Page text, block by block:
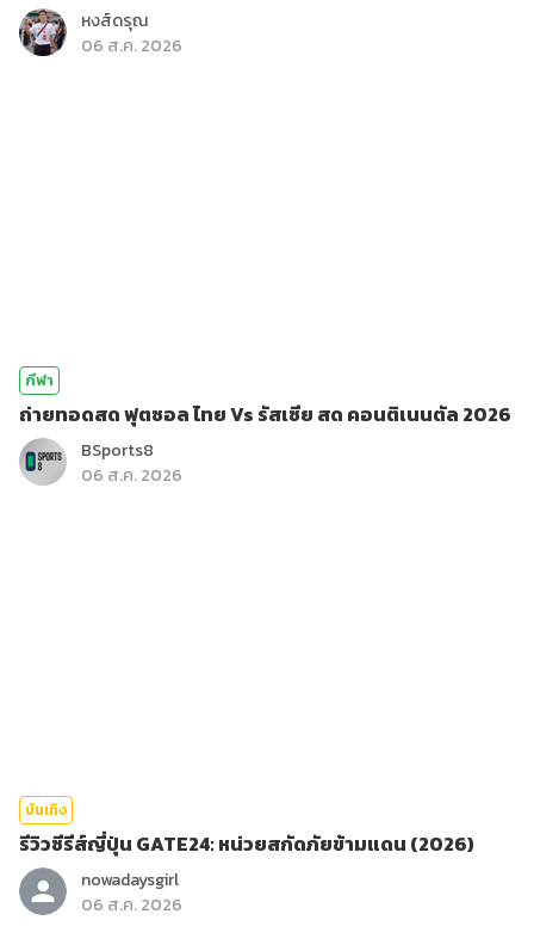
หงส์ดรุณ
06 ส.ค. 2026
กีฬา
ถ่ายทอดสด ฟุตซอล ไทย Vs รัสเซีย สด คอนติเนนตัล 2026
BSports8
06 ส.ค. 2026
บันเทิง
รีวิวซีรีส์ญี่ปุ่น GATE24: หน่วยสกัดภัยข้ามแดน (2026)
nowadaysgirl
06 ส.ค. 2026